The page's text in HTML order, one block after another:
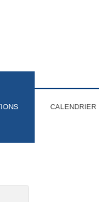
CALENDRIER